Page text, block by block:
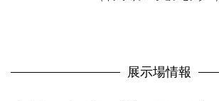
展示場情報